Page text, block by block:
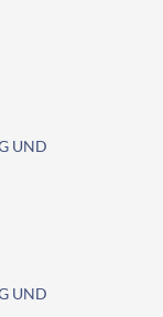
UND
UND